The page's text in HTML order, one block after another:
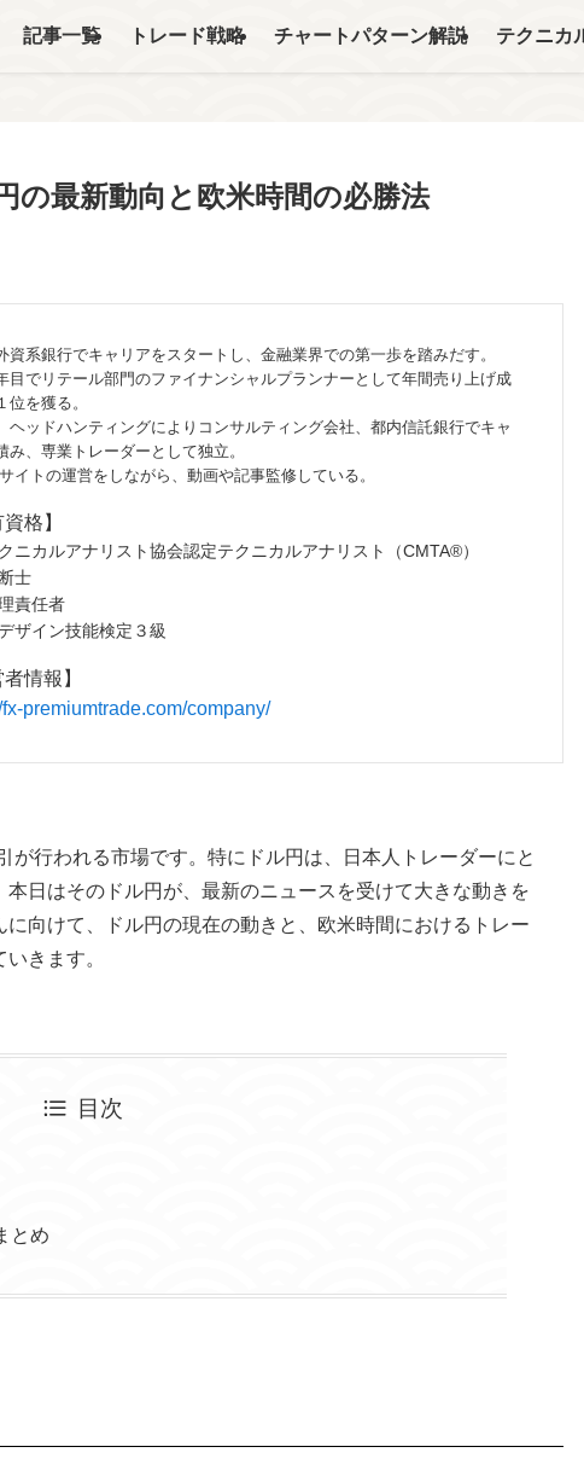
記事一覧 トレード戦略 チャートパターン解説 テクニカ
の最新動向と欧米時間の必勝法
資系銀行でキャリアをスタートし、金融業界での第一歩を踏みだす。
目でリテール部門のファイナンシャルプランナーとして年間売り上げ成
位を獲る。
ヘッドハンティングによりコンサルティング会社、都内信託銀行でキャ
み、専業トレーダーとして独立。
イトの運営をしながら、動画や記事監修している。
資格】
ニカルアナリスト協会認定テクニカルアナリスト（CMTA®）
士
責任者
ザイン技能検定３級
者情報】
fx-premiumtrade.com/company/
が行われる市場です。特にドル円は、日本人トレーダーにと
日はそのドル円が、最新のニュースを受けて大きな動きを
向けて、ドル円の現在の動きと、欧米時間におけるトレー
きます。
目次
とめ